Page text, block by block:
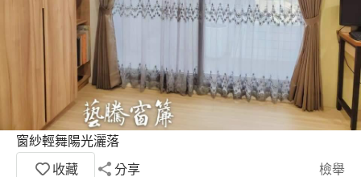
窗紗輕舞陽光灑落
收藏
分享 檢舉